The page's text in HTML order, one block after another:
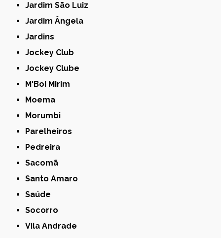
Jardim São Luiz
Jardim Ângela
Jardins
Jockey Club
Jockey Clube
M'Boi Mirim
Moema
Morumbi
Parelheiros
Pedreira
Sacomã
Santo Amaro
Saúde
Socorro
Vila Andrade